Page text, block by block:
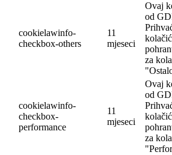
cookielawinfo-
checkbox-others
11
mjeseci
Ovaj
od
za
cookielawinfo-
checkbox-
performance
11
mjeseci
Ovaj
od
za